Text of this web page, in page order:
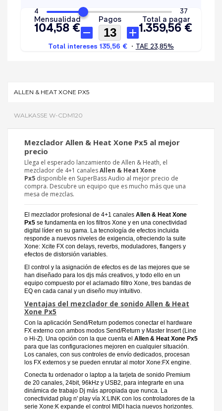
ALLEN & HEAT XONE PX5
WALKASSE W-CDM120
Mezclador Allen & Heat Xone Px5 al mejor
precio
Llega el esperado lanzamiento de Allen & Heath, el
mezclador de 4+1 canalesAllen & Heat Xone
Px5 disponible en SuperBass Audio al mejor precio de
compra. Descubre un equipo que es mucho más que una
mesa de mezclas.
El mezclador profesional de 4+1 canales Allen & Heat Xone
Px5 se fundamenta en los filtros Xone y en una conectividad
digital líder en su gama. La tecnología de efectos incluida
responde a nuevos niveles de exigencia, ofreciendo la suite
Xone: Xcite FX con delays, reverbs, moduladores, flangers y
efectos de distorsión variables.
El control y la asignación de efectos es de las mejores que se
han diseñado para los djs más creativos, y todo ello en un
equipo compuesto por el aclamado filtro Xone, tres bandas de
EQ en cada canal y un diseño muy intuitivo.
Ventajas del mezclador de sonido Allen & Heat
Xone Px5
Con la aplicación Send/Return podemos conectar el hardware
FX externo con ambos modos Send/Return y Master Insert (Line
o Hi-Z). Una opción con la que cuenta el Allen & Heat Xone Px5
para que las configuraciones mejoren en cualquier situación.
Los canales, con sus controles de envío dedicados, procesan
los FX externos y se pueden enrutar al motor Xone:FX engine.
Conecta tu ordenador o laptop a la tarjeta de sonido Premium
de 20 canales, 24bit, 96kHz y USB2, para integrarte en una
dinámica de trabajo Dj más apropiada que nunca. La
conectividad plug n' play vía X:LINK con los controladores de la
serie Xone:K expande el control MIDI hacia nuevos horizontes.